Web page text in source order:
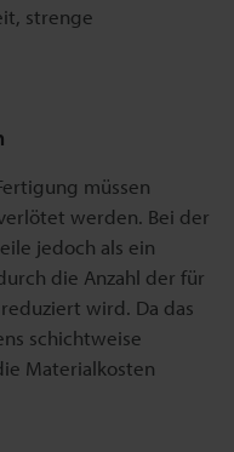
strenge
müssen
werden. Bei der
jedoch als ein
die Anzahl der für
wird. Da das
schichtweise
Materialkosten